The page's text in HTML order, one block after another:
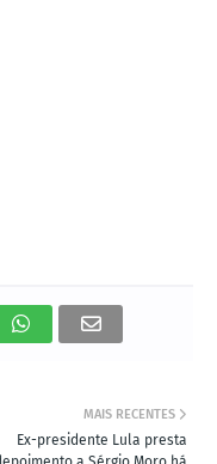
MAIS RECENTES
Ex-presidente Lula presta